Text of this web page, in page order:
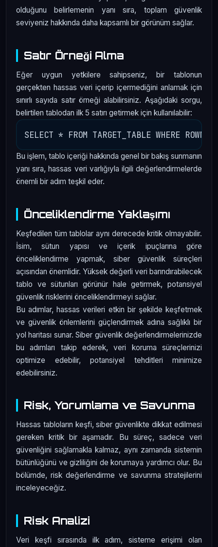
olduğunu belirlemenin yanı sıra, toplam güvenlik
seviyeniz hakkında daha kapsamlı bir görünüm sağlar.
Satır Örneği Alma
Eğer uygun yetkilere sahipseniz, bir tablonun
gerçekten hassas veri içerip içermediğini anlamak için
sınırlı sayıda satır örneği alabilirsiniz. Aşağıdaki sorgu,
belirtilen tablodan ilk 5 satırı getirmek için kullanılabilir:
Bu işlem, tablo içeriği hakkında genel bir bakış sunmanın
yanı sıra, hassas veri varlığıyla ilgili değerlendirmelerde
önemli bir adım teşkil eder.
Önceliklendirme Yaklaşımı
Keşfedilen tüm tablolar aynı derecede kritik olmayabilir.
İsim, sütun yapısı ve içerik ipuçlarına göre
önceliklendirme yapmak, siber güvenlik süreçleri
açısından önemlidir. Yüksek değerli veri barındırabilecek
tablo ve sütunları görünür hale getirmek, potansiyel
güvenlik risklerini önceliklendirmeyi sağlar.
Bu adımlar, hassas verileri etkin bir şekilde keşfetmek
ve güvenlik önlemlerini güçlendirmek adına sağlıklı bir
yol haritası sunar. Siber güvenlik değerlendirmelerinizde
bu adımları takip ederek, veri koruma süreçlerinizi
optimize edebilir, potansiyel tehditleri minimize
edebilirsiniz.
Risk, Yorumlama ve Savunma
Hassas tabloların keşfi, siber güvenlikte dikkat edilmesi
gereken kritik bir aşamadır. Bu süreç, sadece veri
güvenliğini sağlamakla kalmaz, aynı zamanda sistemin
bütünlüğünü ve gizliliğini de korumaya yardımcı olur. Bu
bölümde, risk değerlendirme ve savunma stratejilerini
inceleyeceğiz.
Risk Analizi
Veri keşfi sırasında ilk adım, sisteme erişimi olan